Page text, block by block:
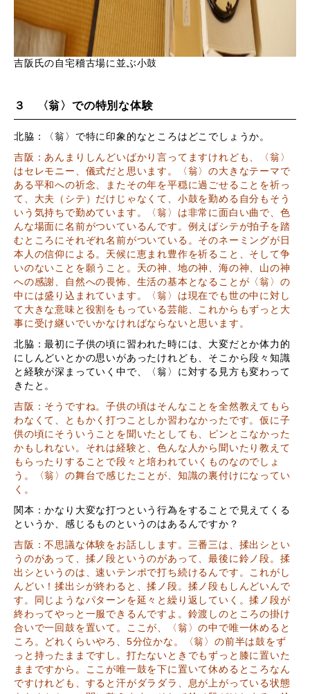
吉阪氏の自宅稽古場に並ぶ小鼓
３ 〈翁〉での特別な体験
北脇：〈翁〉で特に印象的なところはどこでしょうか。
吉阪：あんまりしんどいばかり言ってますけれども、〈翁〉
はセレモニー、儀式だと思います。〈翁〉の大きなテーマで
ある平和への祈念、またその年を平穏に過ごせることを祈っ
て、大夫（シテ）だけじゃなくて、小鼓を勤める自分もそう
いう気持ちで勤めています。〈翁〉は非常に面白い曲で、色
んな場面に名前がついているんです。例えばシテが拍子を踏
むところにそれぞれ名前がついている。そのネーミングが日
本人の信仰による。天候に恵まれ豊作を祈ること、そして争
いのないことを願うこと。天の神、地の神、海の神、山の神
への感謝、自然への畏怖、生活の基本となることが〈翁〉の
中には盛り込まれています。〈翁〉は現在でも世の中に対し
て大きな意味と役割をもっている芸能、これからもずっと大
事に受け継いでいかなければならないと思います。
北脇：最初に子供の頃に習われた時には、大変だとか体力的
にしんどいとかの思いがあったけれども、そこから段々知識
と経験が深まっていく中で、〈翁〉に対する見方も変わって
きたと。
吉阪：そうですね。子供の頃はそんなことを全然教えてもら
わなくて、ともかく打つことしか習わなかったです。仮に子
供の頃にそういうことを聞いたとしても、ピンとこなかった
かもしれない。それは経験と、色んな人から聞いたり教えて
もらったりすることで段々と培われていくものなのでしょ
う。〈翁〉の舞台で感じたことが、知識の裏付けになってい
く。
関本：かなり大変な打つという行為をすることで見えてくる
というか、感じるものというのはあるんですか？
吉阪：不思議な体験をお話しします。三番三は、揉出シとい
うのがあって、揉ノ段というのがあって、最後に鈴ノ段。揉
出シというのは、速いテンポで打ち続けるんです。これがし
んどい！揉出シが終わると、揉ノ段。揉ノ段もしんどいんで
す。同じようなパターンを延々と繰り返していく。揉ノ段が
終わってやっと一服できるんですよ。鈴渡しのところの掛け
合いで一回鼓を置いて。ここが、〈翁〉の中で唯一休めると
ころ。どれくらいやろ、5分位かな。〈翁〉の前半は鼓をず
っと持ったままですし。打たないときでもずっと膝に置いた
ままですから。ここが唯一鼓を下に置いて休めるところなん
ですけれども、すると汗がダラダラ、息が上がっている状態